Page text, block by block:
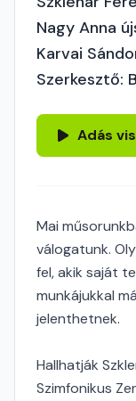
Nagy Anna
Karvai
Szerkesztő:
Adás
Mai
válogatunk.
fel, akik saját
munkájukkal
jelenthetnek.
Hallhatják
Szimfonikus